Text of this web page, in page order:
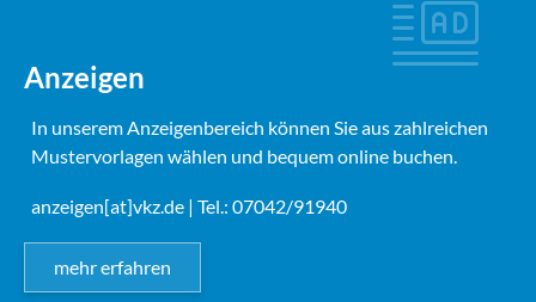
Anzeigen
In unserem Anzeigenbereich können Sie aus zahlreichen
Mustervorlagen wählen und bequem online buchen.
anzeigen[at]vkz.de | Tel.: 07042/91940
mehr erfahren